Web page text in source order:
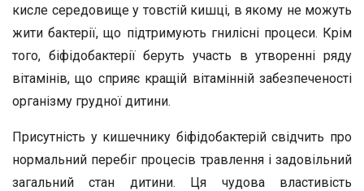
кисле середовище у товстій кишці, в якому не можуть
жити бактерії, що підтримують гнилісні процеси. Крім
того, біфідобактерії беруть участь в утворенні ряду
вітамінів, що сприяє кращій вітамінній забезпеченості
організму грудної дитини.
Присутність у кишечнику біфідобактерій свідчить про
нормальний перебіг процесів травлення і задовільний
загальний стан дитини. Ця чудова властивість